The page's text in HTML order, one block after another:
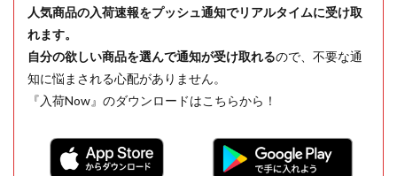
人気商品の入荷速報をプッシュ通知でリアルタイムに受け取
れます。
自分の欲しい商品を選んで通知が受け取れるので、不要な通
知に悩まされる心配がありません。
『入荷Now』のダウンロードはこちらから！